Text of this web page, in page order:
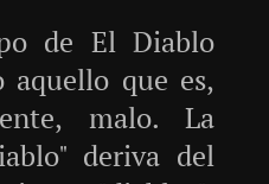
de El Diablo
aquello que es,
malo. La
deriva del